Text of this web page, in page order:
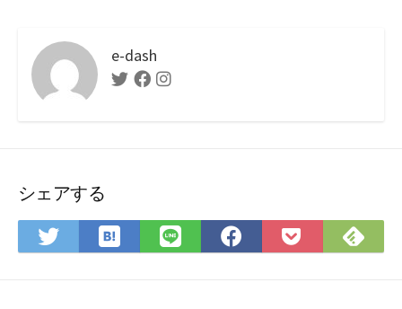
e-dash
TwitterFacebookInstagram
シェアする
Twitter
で
は
て
LINE
で
Facebook
で
Pocket
に
で